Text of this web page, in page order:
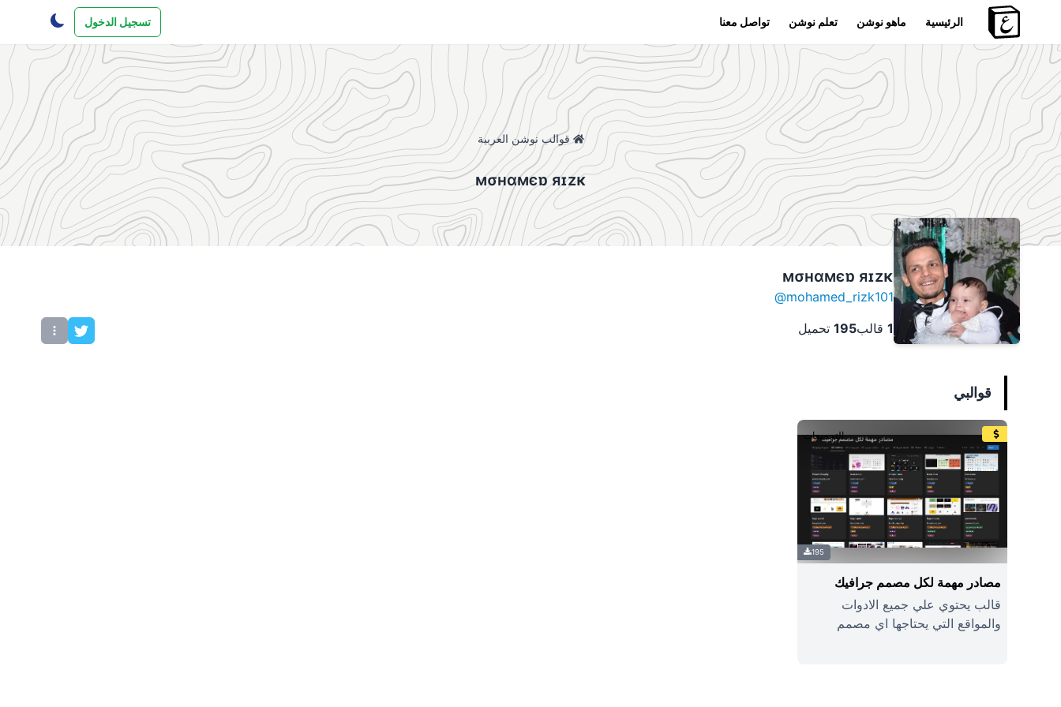
الرئيسية ماهو نوشن تعلم نوشن تواصل معنا تسجيل الدخول
قوالب نوشن العربية
мσнαмєɒ яɪzĸ
мσнαмєɒ яɪzĸ
mohamed_rizk101
@
1 قالب195 تحميل
قوالبي
التجميعات
195
مصادر مهمة لكل مصمم جرافيك
قالب يحتوي علي جميع الادوات
والمواقع التي يحتاجها اي مصمم